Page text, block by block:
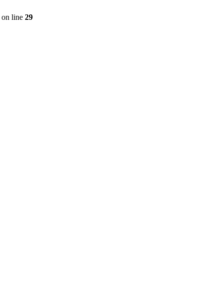
on line 29